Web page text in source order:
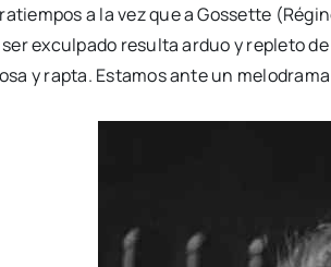
a la vez que a Gossette
exculpado resulta arduo y repleto
y rapta. Estamos ante un